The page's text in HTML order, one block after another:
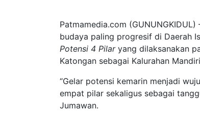
Patmamedia.com
budaya paling progresif di Daerah
Potensi 4 Pilaryang dilaksanakan
Katongan sebagai Kalurahan
“Gelar potensi kemarin menjadi
empat pilar sekaligus sebagai
Jumawan.